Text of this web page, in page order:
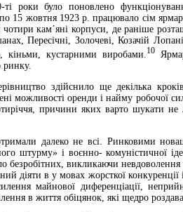
ті роки було поновлено
15 жовтня 1923 р. працювало сім
чотири кам´яні корпуси, де раніше
Пересічні, Золочеві, Козачій
кустарними виробами. 10
ринку.
здійснило ще декілька
можливості оренди і найму робочої
причини яких варто шукати
далеко не всі. Ринковими
штурму» і воєнно- комуністичної
безробітних, викликаючи
діяти в у мовах жорсткої
майнової диференціації,
в життя обіцянок, які щедро